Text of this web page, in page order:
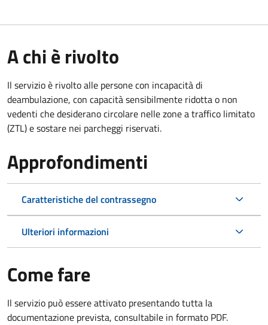
A chi è rivolto
Il servizio è rivolto alle persone con incapacità di
deambulazione, con capacità sensibilmente ridotta o non
vedenti che desiderano circolare nelle zone a traffico limitato
(ZTL) e sostare nei parcheggi riservati.
Approfondimenti
Caratteristiche del contrassegno
Ulteriori informazioni
Come fare
Il servizio può essere attivato presentando tutta la
documentazione prevista, consultabile in formato PDF.